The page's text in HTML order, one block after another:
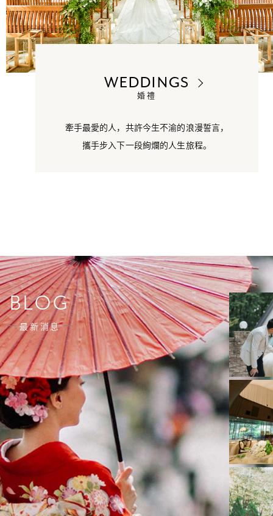
WEDDINGS
婚禮
牽手最愛的人，共許今生不渝的浪漫誓言，
攜手步入下一段絢爛的人生旅程。
BLOG
最新消息